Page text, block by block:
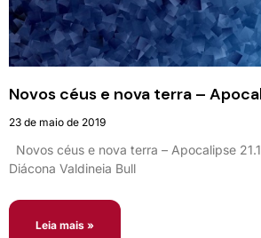
Novos céus e nova terra –
23 de maio de 2019
Novos céus e nova terra – Apocalipse
Diácona Valdineia Bull
Leia mais »